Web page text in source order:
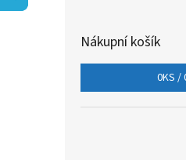
Nákupní košík
0KS /